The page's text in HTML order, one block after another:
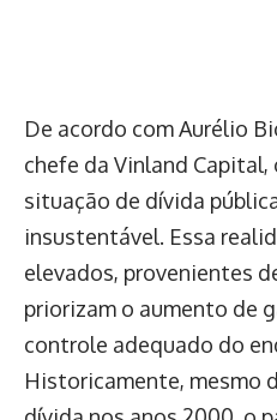
De acordo com Aurélio
chefe da Vinland
situação de dívida
insustentável. Essa
elevados, provenientes
priorizam o aumento de
controle adequado do
Historicamente, mesmo